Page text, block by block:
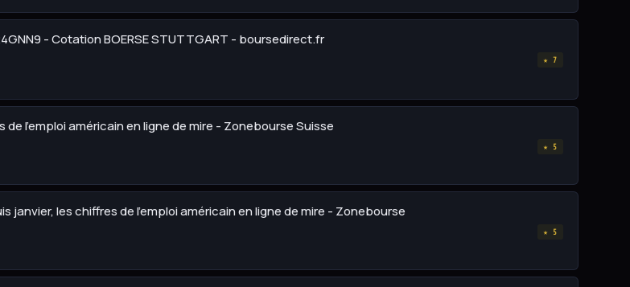
- Cotation BOERSE STUTTGART - boursedirect.fr
★ 7
l'emploi américain en ligne de mire - Zonebourse Suisse
★ 5
les chiffres de l'emploi américain en ligne de mire - Zonebourse
★ 5